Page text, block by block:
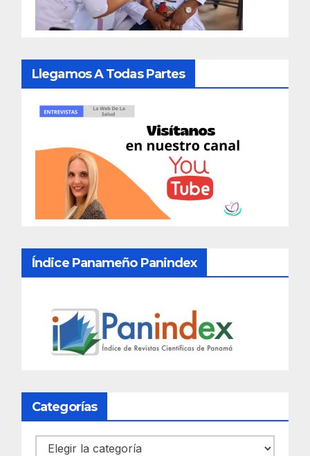
Llegamos A Todas Partes
Índice Panameño Panindex
Categorías
Categorías